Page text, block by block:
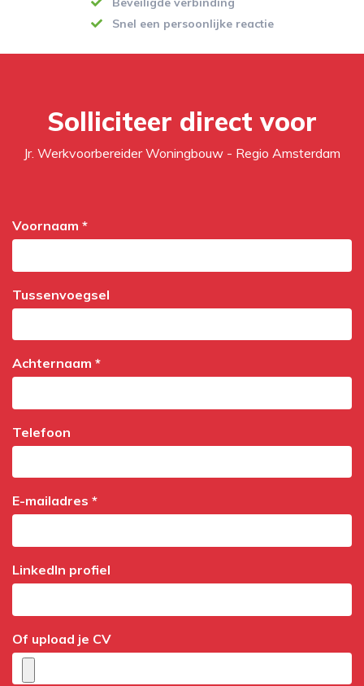
Snel een persoonlijke reactie
Solliciteer direct voor
Jr. Werkvoorbereider Woningbouw - Regio Amsterdam
Voornaam *
Tussenvoegsel
Achternaam *
Telefoon
E-mailadres *
LinkedIn profiel
Of upload je CV